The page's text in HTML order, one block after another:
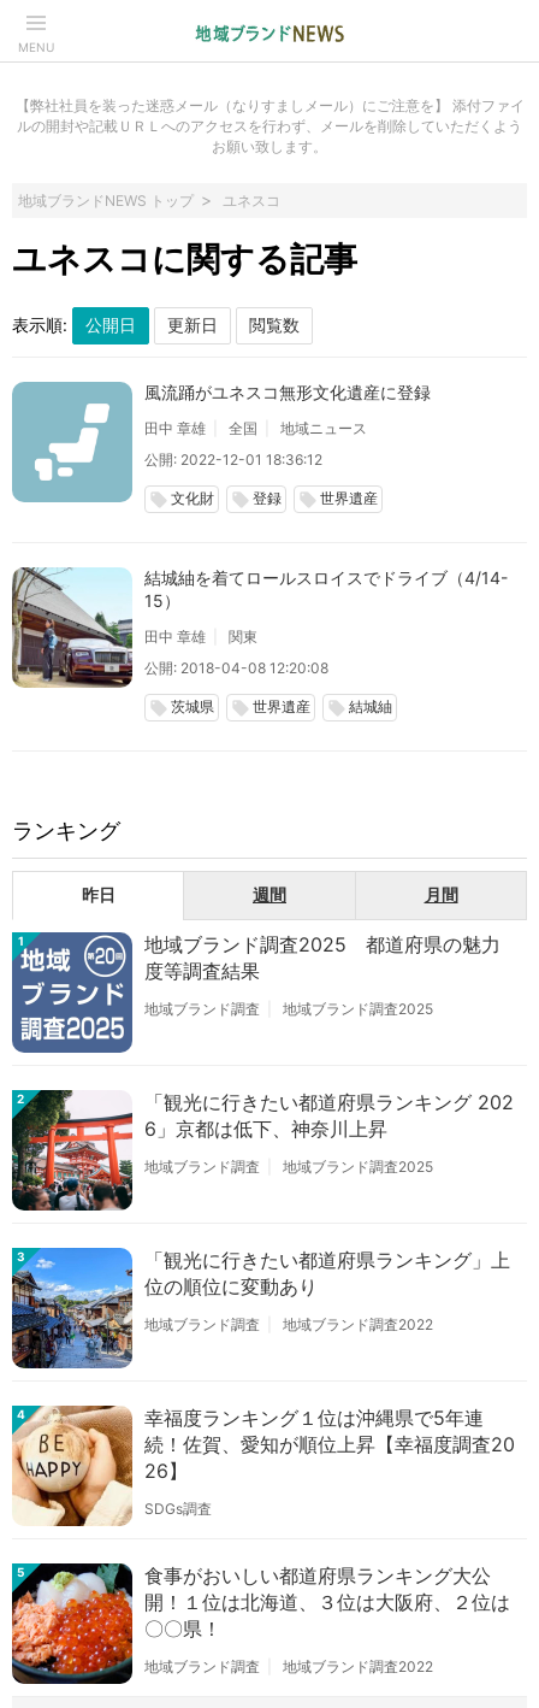
MENU
【弊社社員を装った迷惑メール（なりすましメール）にご注意を】 添付ファイ
ルの開封や記載ＵＲＬへのアクセスを行わず、メールを削除していただくよう
お願い致します。
地域ブランドNEWS トップ ユネスコ
ユネスコに関する記事
表示順:
風流踊がユネスコ無形文化遺産に登録
田中 章雄 全国
地域ニュース
公開: 2022-12-01 18:36:12
local_offer 文化財 local_offer 登録 local_offer 世界遺産
結城紬を着てロールスロイスでドライブ（4/14-
15）
田中 章雄
関東
公開: 2018-04-08 12:20:08
local_offer 茨城県 local_offer 世界遺産 local_offer 結城紬
ランキング
昨日 週間 月間
1
地域ブランド調査2025 都道府県の魅力
度等調査結果
地域ブランド調査 地域ブランド調査2025
2
「観光に行きたい都道府県ランキング 202
6」京都は低下、神奈川上昇
地域ブランド調査 地域ブランド調査2025
3
「観光に行きたい都道府県ランキング」上
位の順位に変動あり
地域ブランド調査 地域ブランド調査2022
4
幸福度ランキング１位は沖縄県で5年連
続！佐賀、愛知が順位上昇【幸福度調査20
26】
SDGs調査
5
食事がおいしい都道府県ランキング大公
開！１位は北海道、３位は大阪府、２位は
〇〇県！
地域ブランド調査 地域ブランド調査2022